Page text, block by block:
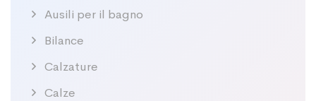
Ausili per il bagno
Bilance
Calzature
Calze